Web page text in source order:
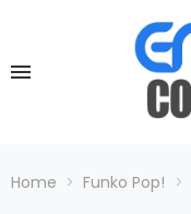
Home Funko Pop!